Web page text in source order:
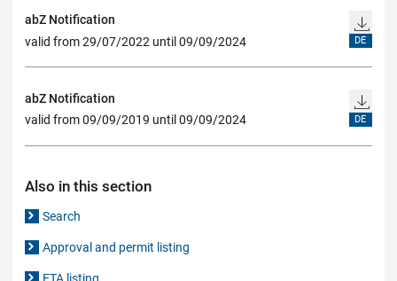
abZ Notification
valid from 29/07/2022 until 09/09/2024
DE
abZ Notification
valid from 09/09/2019 until 09/09/2024
DE
Also in this section
Search
Approval and permit listing
ETA listing